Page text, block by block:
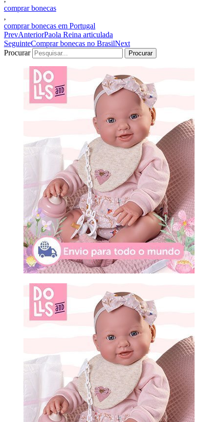
comprar bonecas
,
comprar bonecas em Portugal
PrevAnteriorPaola Reina articulada
SeguinteComprar bonecas no BrasilNext
Procurar
Procurar